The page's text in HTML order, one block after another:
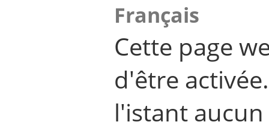
Français
Cette page
d'être
l'istant